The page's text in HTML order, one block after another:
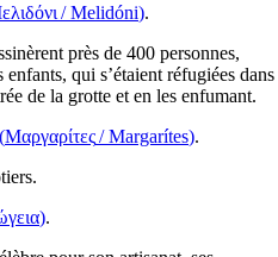
/Melidóni).
près de 400 personnes,
enfants, qui s’étaient réfugiées dans
de la grotte et en les enfumant.
Μαργαρίτες/Margarítes).
).